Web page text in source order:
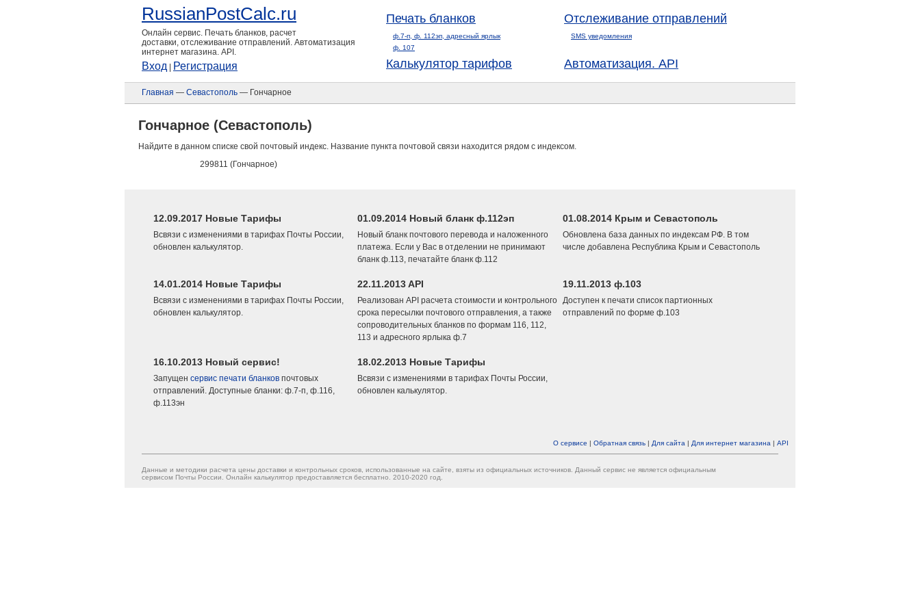
RussianPostCalc.ru
Онлайн сервис. Печать бланков, расчет
доставки, отслеживание отправлений. Автоматизация
интернет магазина. API.
Вход Регистрация
Печать бланков
ф.7-п, ф. 112эп, адресный ярлык
ф. 107
Отслеживание отправлений
SMS уведомления
Калькулятор тарифов Автоматизация. API
Главная — Севастополь — Гончарное
Гончарное (Севастополь)
Найдите в данном списке свой почтовый индекс. Название пункта почтовой связи находится рядом с индексом.
299811 (Гончарное)
12.09.2017 Новые Тарифы
Всвязи с изменениями в тарифах Почты России,
обновлен калькулятор.
01.09.2014 Новый бланк ф.112эп
Новый бланк почтового перевода и наложенного
платежа. Если у Вас в отделении не принимают
бланк ф.113, печатайте бланк ф.112
01.08.2014 Крым и Севастополь
Обновлена база данных по индексам РФ. В том
числе добавлена Республика Крым и Севастополь
14.01.2014 Новые Тарифы
Всвязи с изменениями в тарифах Почты России,
обновлен калькулятор.
22.11.2013 API
Реализован API расчета стоимости и контрольного
срока пересылки почтового отправления, а также
сопроводительных бланков по формам 116, 112,
113 и адресного ярлыка ф.7
19.11.2013 ф.103
Доступен к печати список партионных
отправлений по форме ф.103
16.10.2013 Новый сервис!
Запущен сервис печати бланков почтовых
отправлений. Доступные бланки: ф.7-п, ф.116,
ф.113эн
18.02.2013 Новые Тарифы
Всвязи с изменениями в тарифах Почты России,
обновлен калькулятор.
О сервисе | Обратная связь | Для сайта | Для интернет магазина | API
Данные и методики расчета цены доставки и контрольных сроков, использованные на сайте, взяты из официальных источников. Данный сервис не является официальным
сервисом Почты России. Онлайн калькулятор предоставляется бесплатно. 2010-2020 год.